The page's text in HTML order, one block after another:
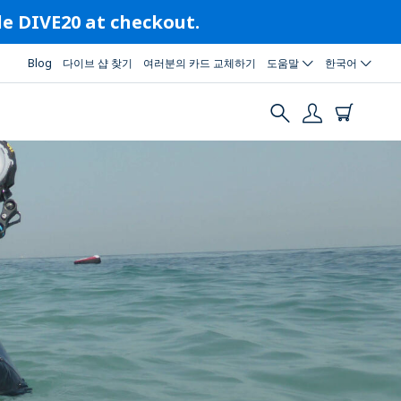
DIVE20 at checkout.
Blog 다이브 샵 찾기 여러분의 카드 교체하기 도움말 한국어